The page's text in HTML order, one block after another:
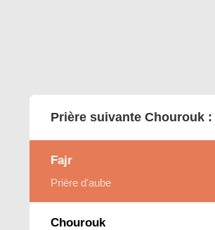
Prière suivante Chourouk :
Fajr
Prière d'aube
Chourouk